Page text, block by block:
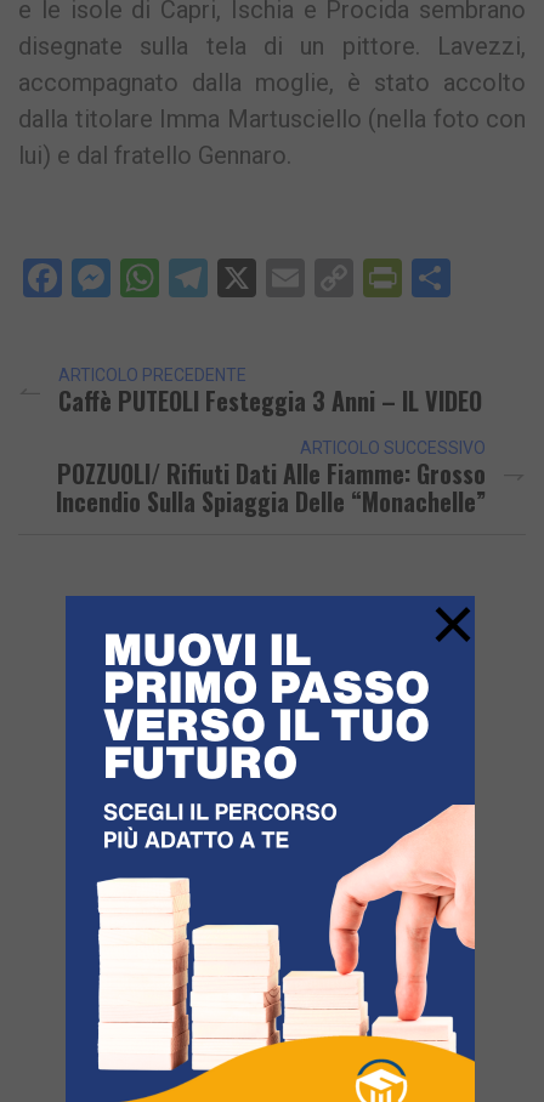
e le isole di Capri, Ischia e Procida sembrano
disegnate sulla tela di un pittore. Lavezzi,
accompagnato dalla moglie, è stato accolto
dalla titolare Imma Martusciello (nella foto con
lui) e dal fratello Gennaro.
Facebook
Messenger
WhatsApp
Telegram
X EmailCopy
ARTICOLO PRECEDENTE
Caffè PUTEOLI Festeggia 3 Anni – IL VIDEO
ARTICOLO SUCCESSIVO
POZZUOLI/ Rifiuti Dati Alle Fiamme: Grosso
Incendio Sulla Spiaggia Delle “Monachelle”
×